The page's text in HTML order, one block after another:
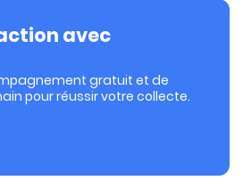
avec
gratuit et de
pour réussir votre collecte.